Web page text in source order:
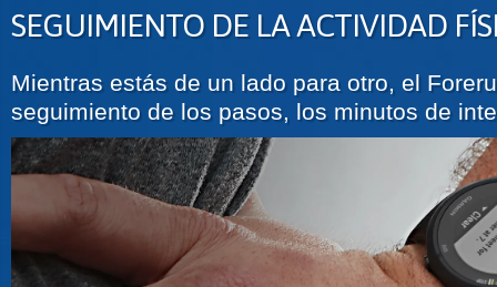
SEGUIMIENTO DE LA ACTIVIDAD
Mientras estás de un lado para otro, el
seguimiento de los pasos, los minutos de